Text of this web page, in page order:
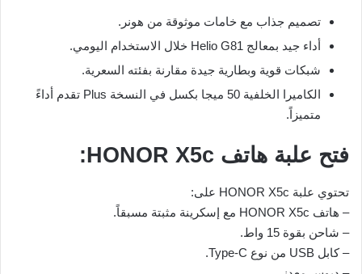
تصميم جذاب مع خامات موثوقة من هونر.
أداء جيد بمعالج Helio G81 خلال الاستخدام اليومي.
شبكات قوية وبطارية جيدة مقارنة بفئته السعرية.
الكاميرا الخلفية 50 ميجا بكسل في النسخة Plus تقدم أداءً
متميزاً.
فتح علبة هاتف HONOR X5c:
تحتوي علبة HONOR X5c على:
– هاتف HONOR X5c مع إسكرينة مثبتة مسبقاً.
– شاحن بقوة 15 واط.
– كابل USB من نوع Type-C.